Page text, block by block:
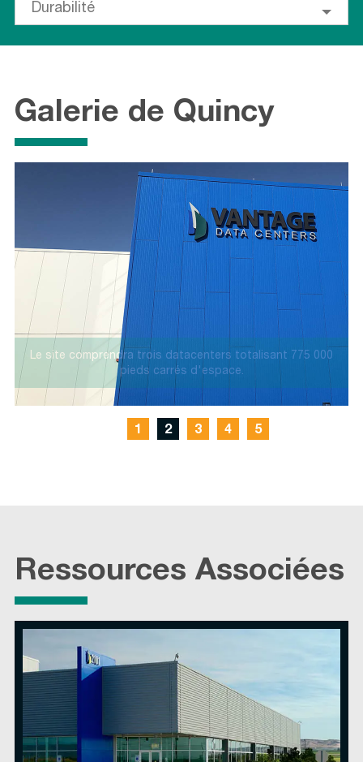
Durabilité
Galerie de Quincy
Le site comprendra trois datacenters totalisant 775 000
pieds carrés d'espace.
1 2 3 4 5
Ressources Associées